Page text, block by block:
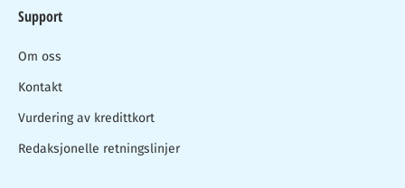
Support
Om oss
Kontakt
Vurdering av kredittkort
Redaksjonelle retningslinjer